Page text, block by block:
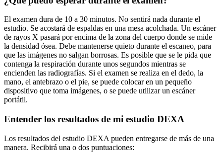
El examen dura de 10 a 30 minutos. No sentirá nada durante el
estudio. Se acostará de espaldas en una mesa acolchada. Un escáner
de rayos X pasará por encima de la zona del cuerpo donde se mide
la densidad ósea. Debe mantenerse quieto durante el escaneo, para
que las imágenes no salgan borrosas. Es posible que se le pida que
contenga la respiración durante unos segundos mientras se
encienden las radiografías. Si el examen se realiza en el dedo, la
mano, el antebrazo o el pie, se puede colocar en un pequeño
dispositivo que toma imágenes, o se puede utilizar un escáner
portátil.
Entender los resultados de mi estudio DEXA
Los resultados del estudio DEXA pueden entregarse de más de una
manera. Recibirá una o dos puntuaciones: